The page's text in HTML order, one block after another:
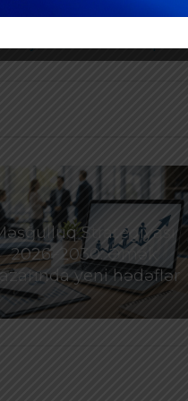
NEXT POST
necə hesablanacaq?
Strategiyası
2026–2030: Əmək
yeni hədəflər